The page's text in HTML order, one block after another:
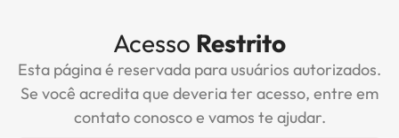
Acesso Restrito
Esta página é reservada para usuários autorizados.
Se você acredita que deveria ter acesso, entre em
contato conosco e vamos te ajudar.